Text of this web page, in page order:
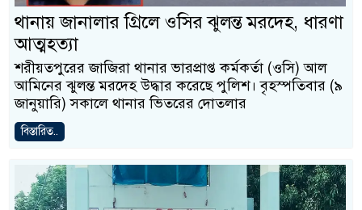
থানায় জানালার গ্রিলে ওসির ঝুলন্ত মরদেহ, ধারণা
আত্মহত্যা
শরীয়তপুরের জাজিরা থানার ভারপ্রাপ্ত কর্মকর্তা (ওসি) আল
আমিনের ঝুলন্ত মরদেহ উদ্ধার করেছে পুলিশ। বৃহস্পতিবার (৯
জানুয়ারি) সকালে থানার ভিতরের দোতলার
বিস্তারিত..